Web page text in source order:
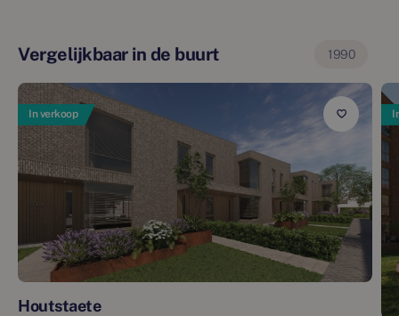
Vergelijkbaar in de buurt 1990
In verkoop
Houtstaete